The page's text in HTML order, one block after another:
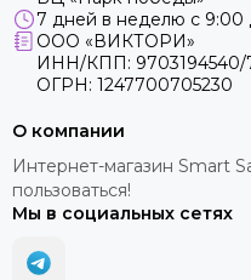
7 дней в неделю с 9:00
ООО «ВИКТОРИ»
ИНН/КПП: 9703194540/
ОГРН: 1247700705230
О компании
Интернет-магазин Smart
пользоваться!
Мы в социальных сетях